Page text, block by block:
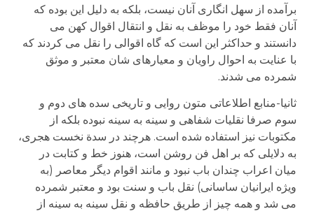
برآمده از سهل انگاری آنان نیست، بلکه به دلیل این بوده که
آنان فقط خود را موظف به نقل و انتقال اقوال کهن می
دانستند و حداکثر این است که گاه اقوالی را نقل می کردند که
با عنایت به احوال راویان و معیارهای شان معتبر و موثق
شمرده می شدند.
ثانیا-منابع اطلاعاتی متون روایی و تاریخی سده های دوم و
سوم صرفا نقلیات شفاهی و سینه به سینه نبوده بلکه از
مکتوبات نیز استفاده شده است. هرچند در سدة نخست هجری،
به دلایلی که بر اهل فن روشن است، هنوز خط و کتابت در
میان اعراب چندان باب نبود و مانند اقوام دیگر معاصر (به
ویژه ایرانیان ساسانی) نقل باب و سنت بود و معتبر شمرده
می شد و همه چیز از طریق حافظه و نقل سینه به سینه از